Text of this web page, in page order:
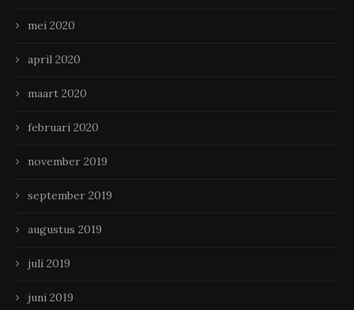
mei 2020
april 2020
maart 2020
februari 2020
november 2019
september 2019
augustus 2019
juli 2019
juni 2019